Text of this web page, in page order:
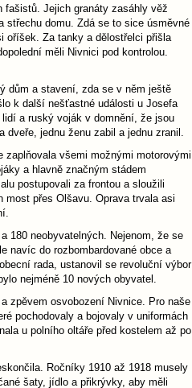
fašistů. Jejich granáty zasáhly věž
střechu domu. Zdá se to sice úsměvné
oříšek. Za tanky a dělostřelci přišla
měli Nivnici pod kontrolou.
dům a stavení, zda se v něm ještě
k další nešťastné události u Josefa
a ruský voják v domnění, že jsou
dveře, jednu ženu zabil a jednu zranil.
všemi možnými motorovými
a hlavně značným stádem
postupovali za frontou a sloužili
most přes Olšavu. Oprava trvala asi
180 neobyvatelných. Nejenom, že se
navíc do rozbombardované obce a
rada, ustanovil se revoluční výbor
nejméně 10 nových obyvatel.
zpěvem osvobození Nivnice. Pro naše
pochodovaly a bojovaly v uniformách
u polního oltáře před kostelem až po
Ročníky 1910 až 1918 musely
šaty, jídlo a přikrývky, aby měli